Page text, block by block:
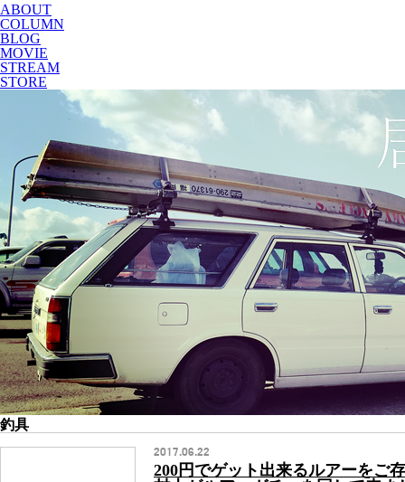
ABOUT
COLUMN
BLOG
MOVIE
STREAM
STORE
釣具
2017.06.22
200円でゲット出来るルアーをご